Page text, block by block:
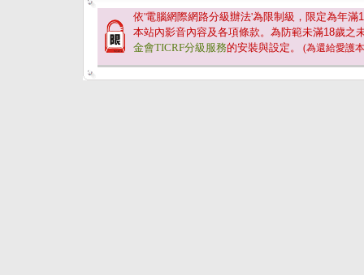
依'電腦網際網路分級辦法'為限制級，限定為年滿
本站內影音內容及各項條款。為防範未滿18歲之
金會TICRF分級服務的安裝與設定。 (為還給愛護